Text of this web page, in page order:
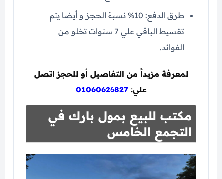
طرق الدفع: 10% نسبة الحجز و أيضا يتم
تقسيط الباقي علي 7 سنوات تخلو من
الفوائد.
لمعرفة مزيداً من التفاصيل أو للحجز اتصل
علي:01060626827
مكتب للبيع بمول بارك في
التجمع الخامس